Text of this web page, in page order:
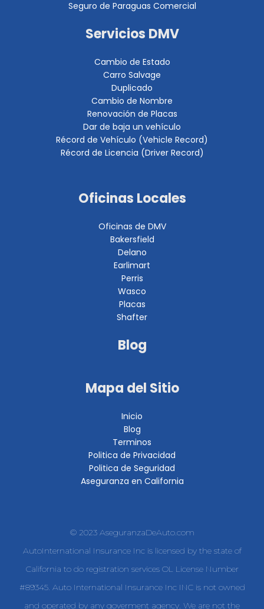
Seguro de Paraguas Comercial
Servicios DMV
Cambio de Estado
Carro Salvage
Duplicado
Cambio de Nombre
Renovación de Placas
Dar de baja un vehículo
Récord de Vehículo (Vehicle Record)
Récord de Licencia (Driver Record)
Oficinas Locales
Oficinas de DMV
Bakersfield
Delano
Earlimart
Perris
Wasco
Placas
Shafter
Blog
Mapa del Sitio
Inicio
Blog
Terminos
Politica de Privacidad
Politica de Seguridad
Aseguranza en California
© 2023 AseguranzaDeAuto.com
AutoInternational Insurance Inc is licensed by the state of
California to do registration services OL License Number
#89345. Auto International Insurance Inc INC is not owned
and operated by any goverment agency. We are not the